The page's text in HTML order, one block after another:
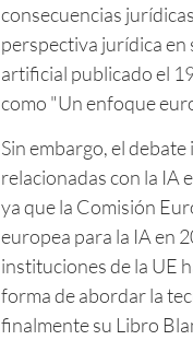
consecuencias
perspectiva jurídica en
artificial publicado el
como "Un enfoque
Sin embargo, el
relacionadas con la IA
ya que la Comisión
europea para la IA en
instituciones de la UE
forma de abordar la
finalmente su Libro